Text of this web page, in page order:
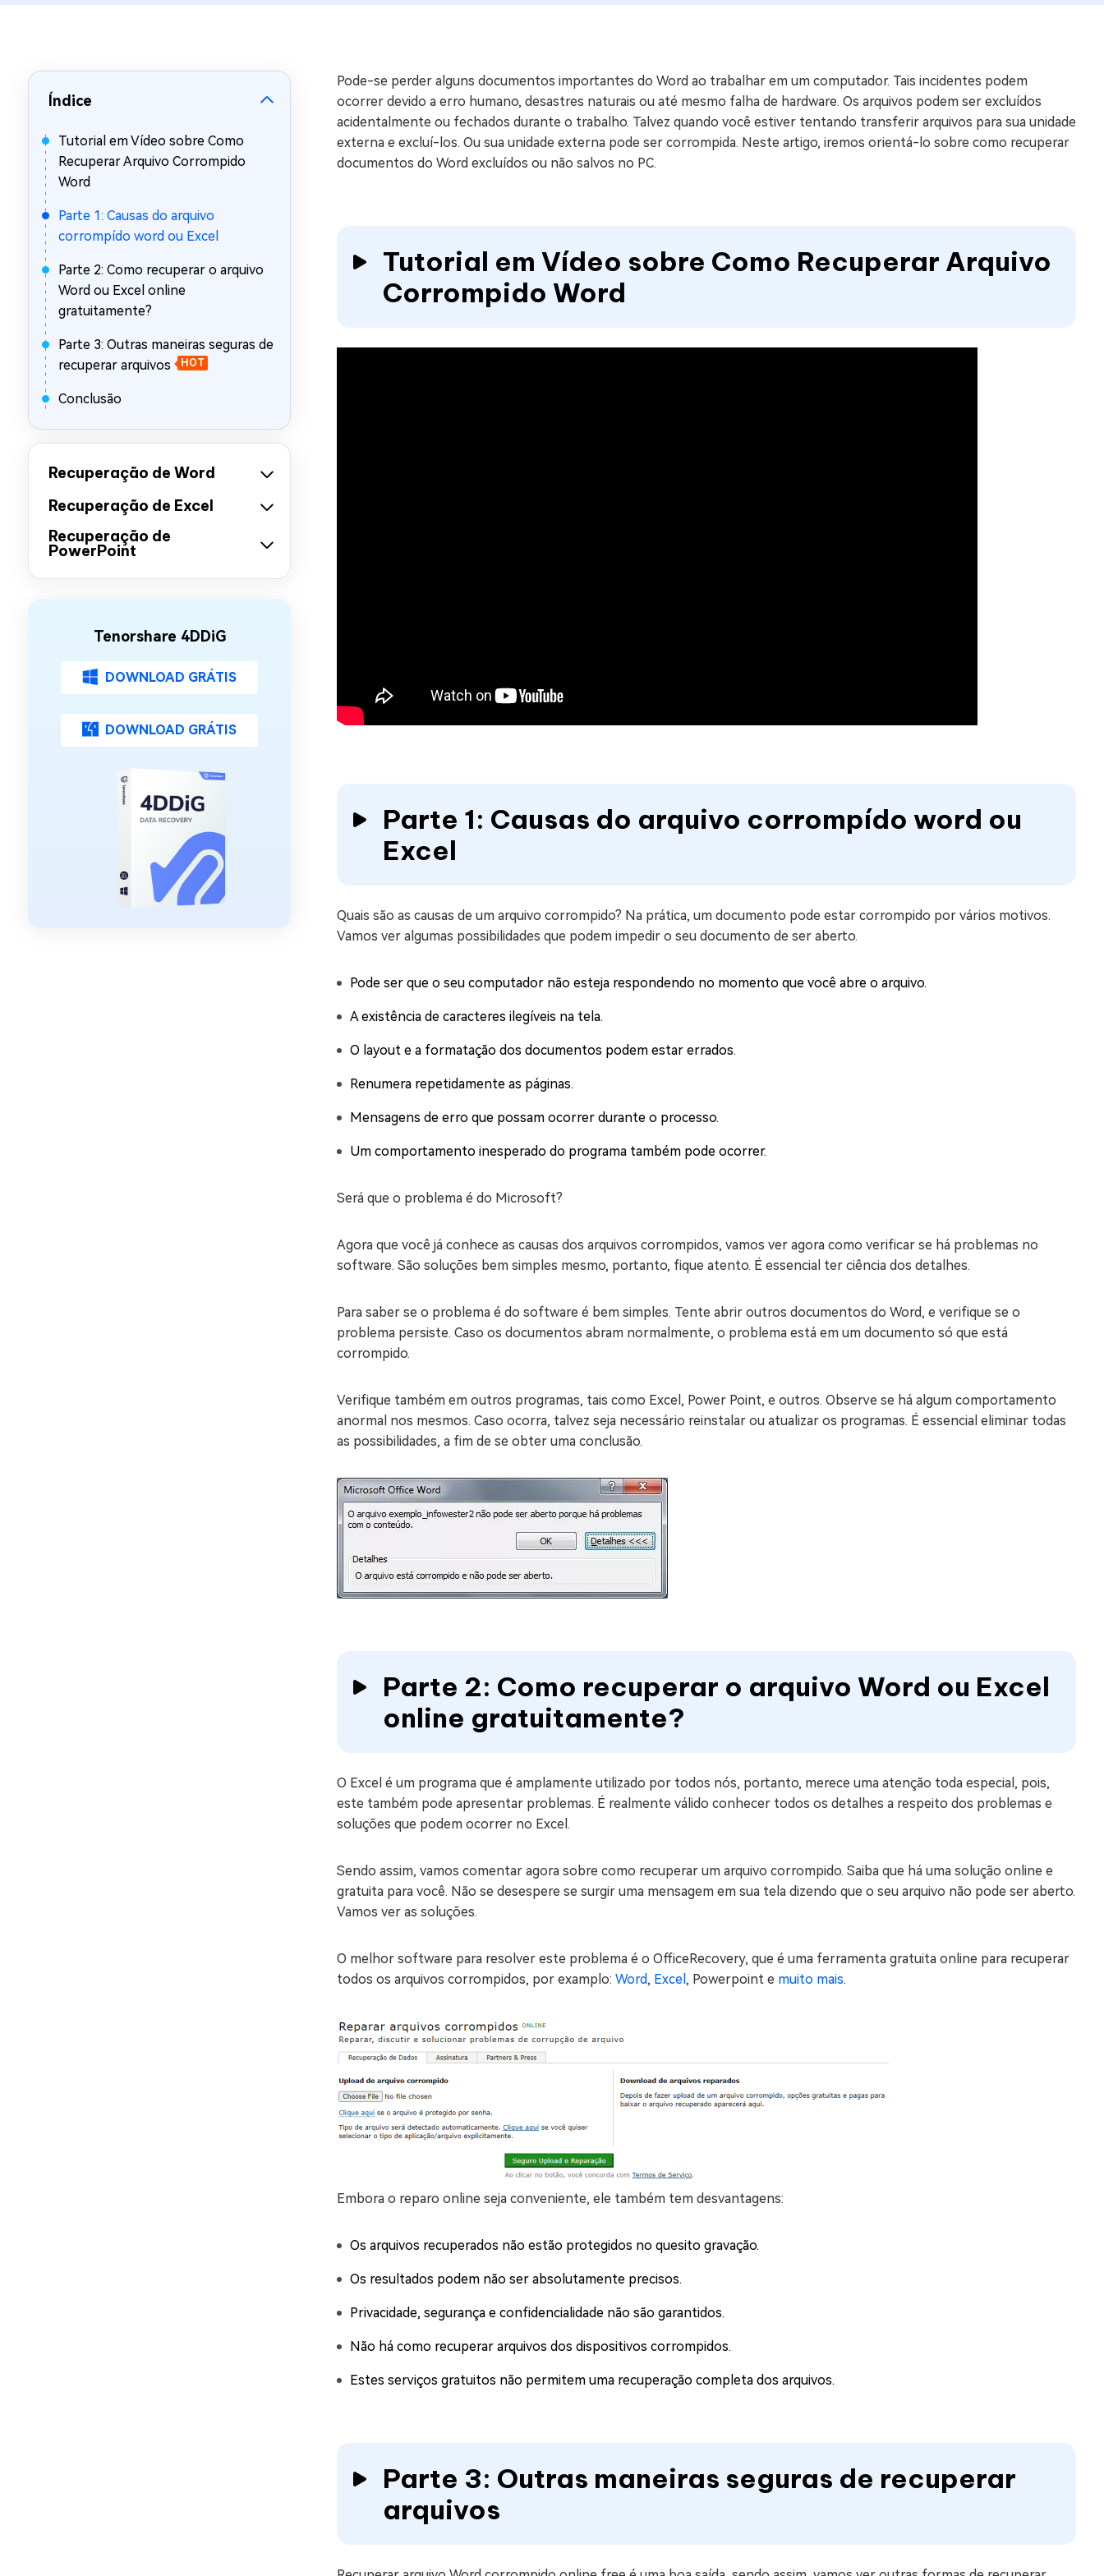
Corrigir Problemas de Windows em Minutos
Mac Boot Genius
Grátis
Corrigir Erros de Mac Grátis
Índice
Tutorial em Vídeo sobre Como
Recuperar Arquivo Corrompido
Word
Parte 1: Causas do arquivo
corrompído word ou Excel
Parte 2: Como recuperar o arquivo
Word ou Excel online
gratuitamente?
Parte 3: Outras maneiras seguras de
recuperar arquivos
HOT
Conclusão
Recuperação de Word
Recuperação de Excel
Recuperação de
PowerPoint
Tenorshare 4DDiG
DOWNLOAD GRÁTIS
DOWNLOAD GRÁTIS
Pode-se perder alguns documentos importantes do Word ao trabalhar em um computador. Tais incidentes podem
ocorrer devido a erro humano, desastres naturais ou até mesmo falha de hardware. Os arquivos podem ser excluídos
acidentalmente ou fechados durante o trabalho. Talvez quando você estiver tentando transferir arquivos para sua unidade
externa e excluí-los. Ou sua unidade externa pode ser corrompida. Neste artigo, iremos orientá-lo sobre como recuperar
documentos do Word excluídos ou não salvos no PC.
Tutorial em Vídeo sobre Como Recuperar Arquivo
Corrompido Word
Parte 1: Causas do arquivo corrompído word ou
Excel
Quais são as causas de um arquivo corrompido? Na prática, um documento pode estar corrompido por vários motivos.
Vamos ver algumas possibilidades que podem impedir o seu documento de ser aberto.
Pode ser que o seu computador não esteja respondendo no momento que você abre o arquivo.
A existência de caracteres ilegíveis na tela.
O layout e a formatação dos documentos podem estar errados.
Renumera repetidamente as páginas.
Mensagens de erro que possam ocorrer durante o processo.
Um comportamento inesperado do programa também pode ocorrer.
Será que o problema é do Microsoft?
Agora que você já conhece as causas dos arquivos corrompidos, vamos ver agora como verificar se há problemas no
software. São soluções bem simples mesmo, portanto, fique atento. É essencial ter ciência dos detalhes.
Para saber se o problema é do software é bem simples. Tente abrir outros documentos do Word, e verifique se o
problema persiste. Caso os documentos abram normalmente, o problema está em um documento só que está
corrompido.
Verifique também em outros programas, tais como Excel, Power Point, e outros. Observe se há algum comportamento
anormal nos mesmos. Caso ocorra, talvez seja necessário reinstalar ou atualizar os programas. É essencial eliminar todas
as possibilidades, a fim de se obter uma conclusão.
Parte 2: Como recuperar o arquivo Word ou Excel
online gratuitamente?
O Excel é um programa que é amplamente utilizado por todos nós, portanto, merece uma atenção toda especial, pois,
este também pode apresentar problemas. É realmente válido conhecer todos os detalhes a respeito dos problemas e
soluções que podem ocorrer no Excel.
Sendo assim, vamos comentar agora sobre como recuperar um arquivo corrompido. Saiba que há uma solução online e
gratuita para você. Não se desespere se surgir uma mensagem em sua tela dizendo que o seu arquivo não pode ser aberto.
Vamos ver as soluções.
O melhor software para resolver este problema é o OfficeRecovery, que é uma ferramenta gratuita online para recuperar
todos os arquivos corrompidos, por examplo: Word, Excel , Powerpoint e muito mais.
Embora o reparo online seja conveniente, ele também tem desvantagens:
Os arquivos recuperados não estão protegidos no quesito gravação.
Os resultados podem não ser absolutamente precisos.
Privacidade, segurança e confidencialidade não são garantidos.
Não há como recuperar arquivos dos dispositivos corrompidos.
Estes serviços gratuitos não permitem uma recuperação completa dos arquivos.
Parte 3: Outras maneiras seguras de recuperar
arquivos